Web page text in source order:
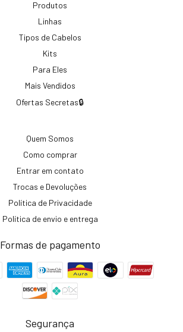
Produtos
Linhas
Tipos de Cabelos
Kits
Para Eles
Mais Vendidos
Ofertas Secretas🔒
Quem Somos
Como comprar
Entrar em contato
Trocas e Devoluções
Política de Privacidade
Política de envio e entrega
Formas de pagamento
Segurança